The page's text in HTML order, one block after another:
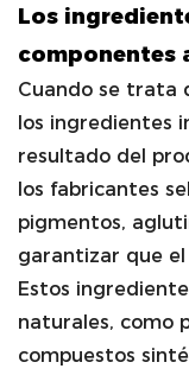
Los
componentes
Cuando se trata
los ingredientes
resultado del
los fabricantes
pigmentos,
garantizar que el
Estos
naturales, como
compuestos